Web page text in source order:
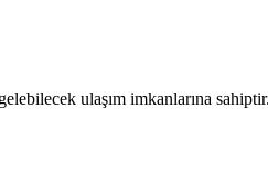
ulaşım imkanlarına